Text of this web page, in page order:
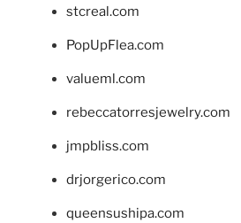
stcreal.com
PopUpFlea.com
valueml.com
rebeccatorresjewelry.com
jmpbliss.com
drjorgerico.com
queensushipa.com